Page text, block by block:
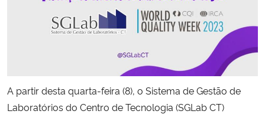
Gabinete de Segurança Institucional
Banco Central do Brasil
A partir desta quarta-feira (8), o Sistema de Gestão de
Laboratórios do Centro de Tecnologia (SGLab CT)